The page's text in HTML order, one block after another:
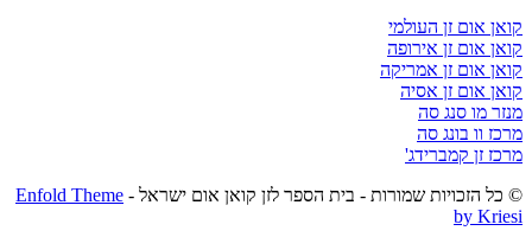
קואן אום זן העולמי
קואן אום זן אירופה
קואן אום זן אמריקה
קואן אום זן אסיה
מנזר מו סנג סה
מרכז וו בונג סה
מרכז זן קמברידג'
© כל הזכויות שמורות - בית הספר לזן קואן אום ישראל - Enfold Theme
by Kriesi